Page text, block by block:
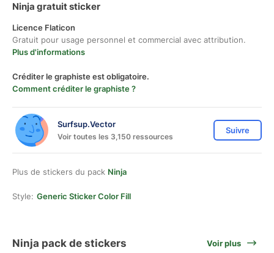
Ninja gratuit sticker
Licence Flaticon
Gratuit pour usage personnel et commercial avec attribution.
Plus d'informations
Créditer le graphiste est obligatoire.
Comment créditer le graphiste ?
Surfsup.Vector
Voir toutes les 3,150 ressources
Suivre
Plus de stickers du pack Ninja
Style: Generic Sticker Color Fill
Ninja pack de stickers Voir plus